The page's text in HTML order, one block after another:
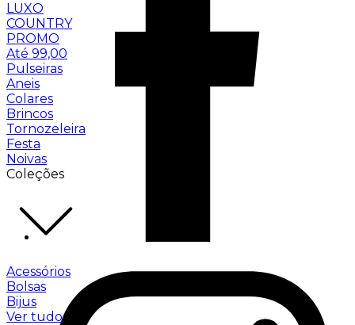
LUXO
COUNTRY
PROMO
Até 99,00
Pulseiras
Aneis
Colares
Brincos
Tornozeleira
Festa
Noivas
Coleções
Acessórios
Bolsas
Bijus
Ver tudo